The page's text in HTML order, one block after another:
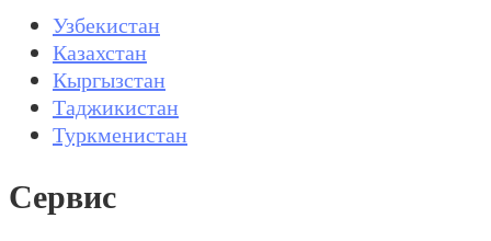
Узбекистан
Казахстан
Кыргызстан
Таджикистан
Туркменистан
Сервис